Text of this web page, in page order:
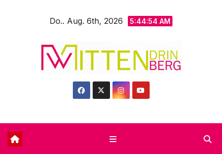
Do.. Aug. 6th, 2026 5:44:56 AM